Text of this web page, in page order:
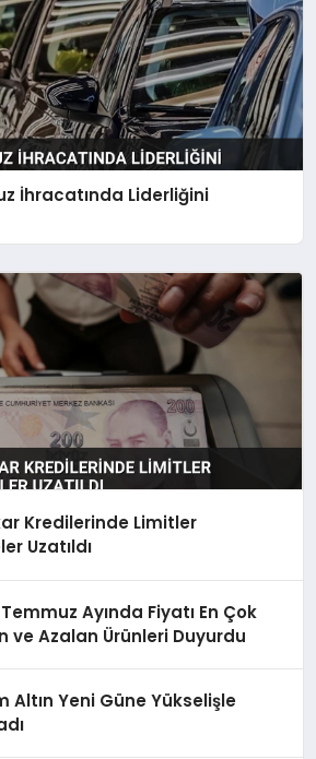
İhracatında Liderliğini
Kredilerinde Limitler
Uzatıldı
Temmuz Ayında Fiyatı En Çok
ve Azalan Ürünleri Duyurdu
Altın Yeni Güne Yükselişle